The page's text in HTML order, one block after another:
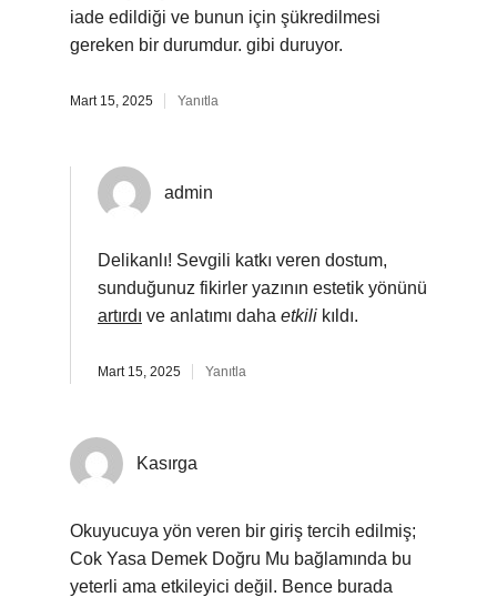
iade edildiği ve bunun için şükredilmesi
gereken bir durumdur. gibi duruyor.
Mart 15, 2025 Yanıtla
admin
Delikanlı! Sevgili katkı veren dostum,
sunduğunuz fikirler yazının estetik yönünü
artırdı ve anlatımı daha etkili kıldı.
Mart 15, 2025 Yanıtla
Kasırga
Okuyucuya yön veren bir giriş tercih edilmiş;
Cok Yasa Demek Doğru Mu bağlamında bu
yeterli ama etkileyici değil. Bence burada